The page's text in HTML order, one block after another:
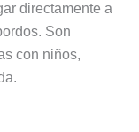
directamente a
Son
con niños,